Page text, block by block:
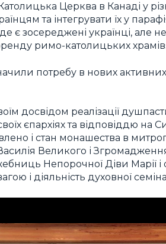
Церква в Канаді у
та інтегрувати їх у
є зосереджені українці, але
римо-католицьких
потребу в нових
досвідом реалізації
єпархіях та відповіддю
і стан монашества в
Великого і
Непорочної Діви Марії
і діяльність духовної